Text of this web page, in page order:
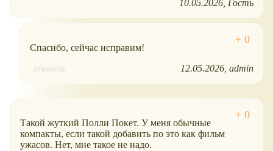
10.05.2026 Гость
Спасибо, сейчас исправим!
ответить 12.05.2026 admin
Такой жуткий Полли Покет. У меня обычные
компакты, если такой добавить по это как фильм
ужасов. Нет, мне такое не надо.